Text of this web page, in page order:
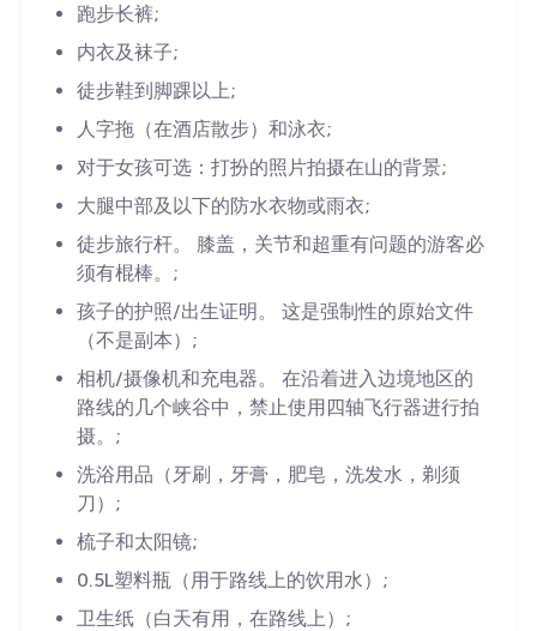
跑步长裤;
内衣及袜子;
徒步鞋到脚踝以上;
人字拖（在酒店散步）和泳衣;
对于女孩可选：打扮的照片拍摄在山的背景;
大腿中部及以下的防水衣物或雨衣;
徒步旅行杆。 膝盖，关节和超重有问题的游客必
须有棍棒。;
孩子的护照/出生证明。 这是强制性的原始文件
（不是副本）;
相机/摄像机和充电器。 在沿着进入边境地区的
路线的几个峡谷中，禁止使用四轴飞行器进行拍
摄。;
洗浴用品（牙刷，牙膏，肥皂，洗发水，剃须
刀）;
梳子和太阳镜;
0.5L塑料瓶（用于路线上的饮用水）;
卫生纸（白天有用，在路线上）;